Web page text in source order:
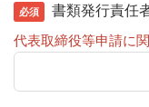
書類発行責任
代表取締役等申請に